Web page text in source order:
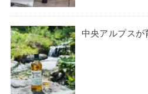
中央アルプス